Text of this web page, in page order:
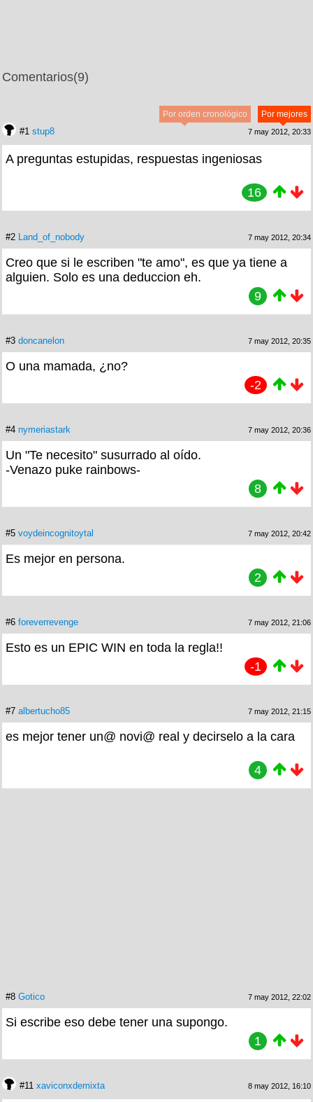
Comentarios(9)
Por mejores
Por orden cronológico
#1 stup8 7 may 2012, 20:33
A preguntas estupidas, respuestas ingeniosas
16
#2 Land_of_nobody 7 may 2012, 20:34
Creo que si le escriben "te amo", es que ya tiene a
alguien. Solo es una deduccion eh.
9
#3 doncanelon 7 may 2012, 20:35
O una mamada, ¿no?
-2
#4 nymeriastark 7 may 2012, 20:36
Un "Te necesito" susurrado al oído.
-Venazo puke rainbows-
8
#5 voydeincognitoytal 7 may 2012, 20:42
Es mejor en persona.
2
#6 foreverrevenge 7 may 2012, 21:06
Esto es un EPIC WIN en toda la regla!!
-1
#7 albertucho85 7 may 2012, 21:15
es mejor tener un@ novi@ real y decirselo a la cara
4
#8 Gotico 7 may 2012, 22:02
Si escribe eso debe tener una supongo.
1
#11 xaviconxdemixta 8 may 2012, 16:10